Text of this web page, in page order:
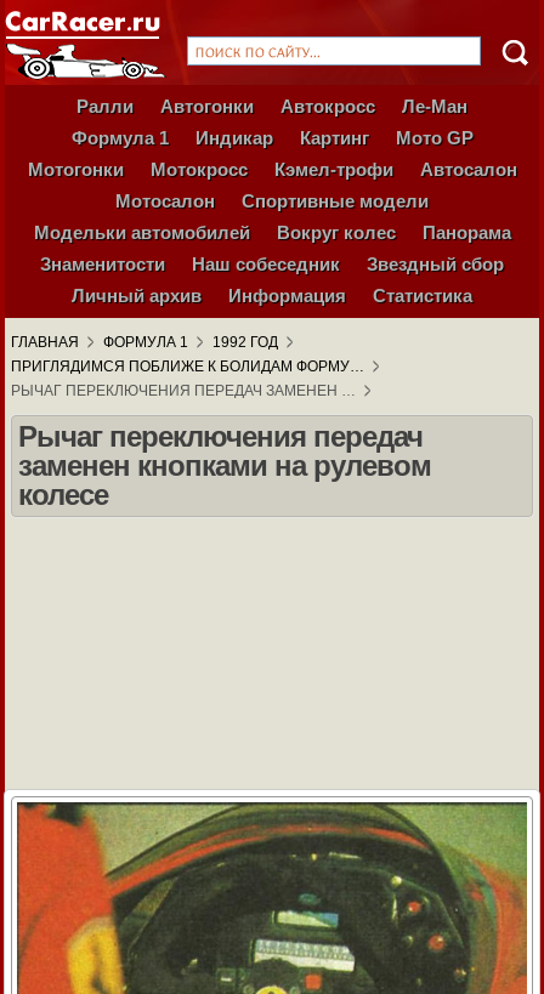
Ралли Автогонки Автокросс
Ле-Ман
Формула 1
Индикар Картинг
Мото GP
Мотогонки
Мотокросс Кэмел-трофи
Автосалон
Мотосалон
Спортивные модели
Модельки автомобилей
Вокруг колес
Панорама
Знаменитости
Наш собеседник
Звездный сбор
Личный архив
Информация Статистика
ГЛАВНАЯ ФОРМУЛА 1
1992 ГОД
ПРИГЛЯДИМСЯ ПОБЛИЖЕ К БОЛИДАМ ФОРМУ…
РЫЧАГ ПЕРЕКЛЮЧЕНИЯ ПЕРЕДАЧ ЗАМЕНЕН …
Рычаг переключения передач
заменен кнопками на рулевом
колесе